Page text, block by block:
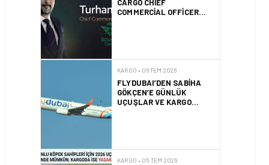
UÇUŞLAR VE KARGO
HIZMETI BAŞLADI!
BASIK BURUNLU KÖPEK
SAHIPLERI IÇIN 2026
UÇUŞ REHBERI